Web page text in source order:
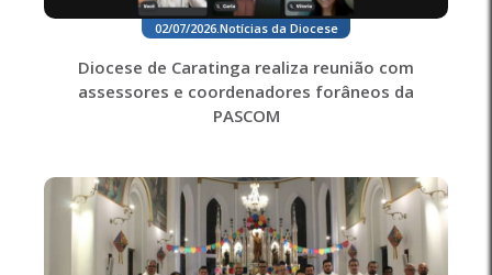
02/07/2026. Notícias da Diocese
Diocese de Caratinga realiza reunião com
assessores e coordenadores forâneos da
PASCOM